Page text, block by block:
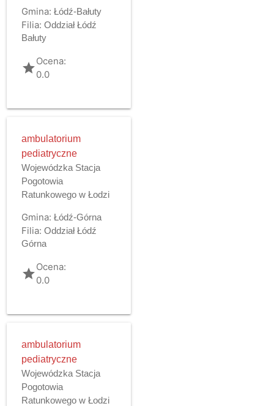
Gmina: Łódź-Bałuty
Filia: Oddział Łódź
Bałuty
gradeOcena:
0.0
ambulatorium
pediatryczne
Wojewódzka Stacja
Pogotowia
Ratunkowego w Łodzi
Gmina: Łódź-Górna
Filia: Oddział Łódź
Górna
gradeOcena:
0.0
ambulatorium
pediatryczne
Wojewódzka Stacja
Pogotowia
Ratunkowego w Łodzi